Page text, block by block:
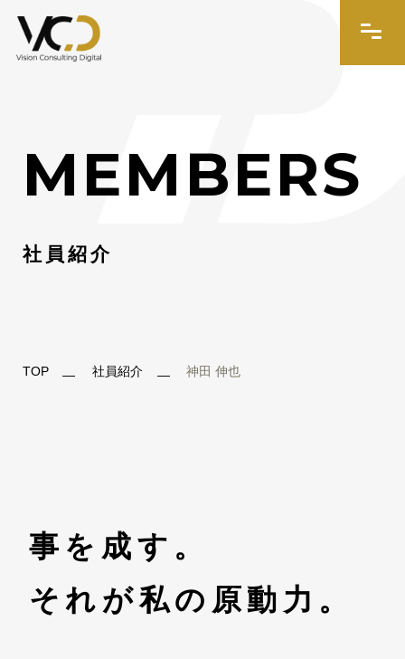
MEMBERS
社員紹介
TOP 社員紹介 神田 伸也
事を成す。
それが私の原動力。